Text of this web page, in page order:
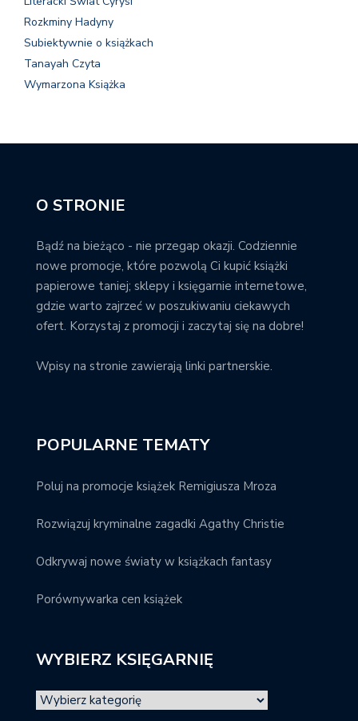
Rozkminy Hadyny
Subiektywnie o książkach
Tanayah Czyta
Wymarzona Książka
O STRONIE
Bądź na bieżąco - nie przegap okazji. Codziennie
nowe promocje, które pozwolą Ci kupić książki
papierowe taniej; sklepy i księgarnie internetowe,
gdzie warto zajrzeć w poszukiwaniu ciekawych
ofert. Korzystaj z promocji i zaczytaj się na dobre!
Wpisy na stronie zawierają linki partnerskie.
POPULARNE TEMATY
Poluj na promocje książek Remigiusza Mroza
Rozwiązuj kryminalne zagadki Agathy Christie
Odkrywaj nowe światy w książkach fantasy
Porównywarka cen książek
WYBIERZ KSIĘGARNIĘ